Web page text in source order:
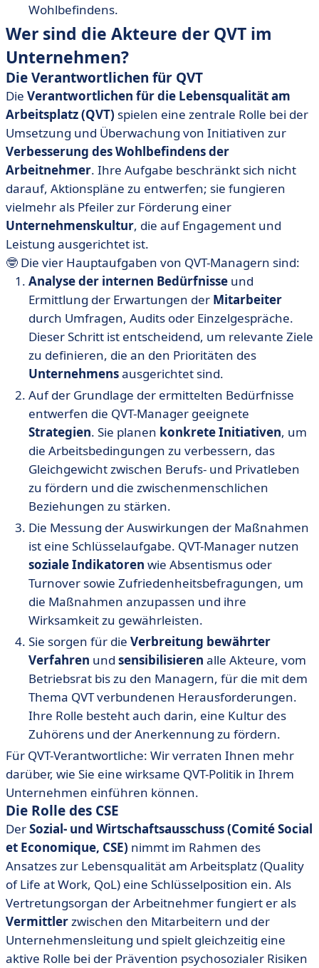
Wohlbefindens.
Wer sind die Akteure der QVT im
Unternehmen?
Die Verantwortlichen für QVT
Die Verantwortlichen für die Lebensqualität am
Arbeitsplatz (QVT) spielen eine zentrale Rolle bei der
Umsetzung und Überwachung von Initiativen zur
Verbesserung des Wohlbefindens der
Arbeitnehmer. Ihre Aufgabe beschränkt sich nicht
darauf, Aktionspläne zu entwerfen; sie fungieren
vielmehr als Pfeiler zur Förderung einer
Unternehmenskultur, die auf Engagement und
Leistung ausgerichtet ist.
🤓 Die vier Hauptaufgaben von QVT-Managern sind:
Analyse der internen Bedürfnisse und
Ermittlung der Erwartungen der Mitarbeiter
durch Umfragen, Audits oder Einzelgespräche.
Dieser Schritt ist entscheidend, um relevante Ziele
zu definieren, die an den Prioritäten des
Unternehmensausgerichtet sind.
Auf der Grundlage der ermittelten Bedürfnisse
entwerfen die QVT-Manager geeignete
Strategien. Sie planen konkrete Initiativen, um
die Arbeitsbedingungen zu verbessern, das
Gleichgewicht zwischen Berufs- und Privatleben
zu fördern und die zwischenmenschlichen
Beziehungen zu stärken.
Die Messung der Auswirkungen der Maßnahmen
ist eine Schlüsselaufgabe. QVT-Manager nutzen
soziale Indikatoren wie Absentismus oder
Turnover sowie Zufriedenheitsbefragungen, um
die Maßnahmen anzupassen und ihre
Wirksamkeit zu gewährleisten.
Sie sorgen für die Verbreitung bewährter
Verfahren und sensibilisieren alle Akteure, vom
Betriebsrat bis zu den Managern, für die mit dem
Thema QVT verbundenen Herausforderungen.
Ihre Rolle besteht auch darin, eine Kultur des
Zuhörens und der Anerkennung zu fördern.
Für QVT-Verantwortliche: Wir verraten Ihnen mehr
darüber, wie Sie eine wirksame QVT-Politik in Ihrem
Unternehmen einführen können.
Die Rolle des CSE
DerSozial- und Wirtschaftsausschuss (Comité Social
et Economique, CSE) nimmt im Rahmen des
Ansatzes zur Lebensqualität am Arbeitsplatz (Quality
of Life at Work, QoL) eine Schlüsselposition ein. Als
Vertretungsorgan der Arbeitnehmer fungiert er als
Vermittlerzwischen den Mitarbeitern und der
Unternehmensleitung und spielt gleichzeitig eine
aktive Rolle bei der Prävention psychosozialer Risiken